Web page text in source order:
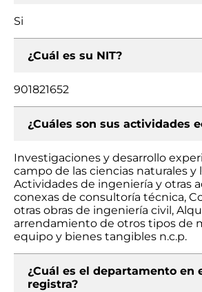
Si
¿Cuál es su NIT?
901821652
¿Cuáles son sus actividades
Investigaciones y desarrollo
campo de las ciencias naturales y
Actividades de ingeniería y otras
conexas de consultoría técnica,
otras obras de ingeniería civil,
arrendamiento de otros tipos de
equipo y bienes tangibles n.c.p.
¿Cuál es el departamento en
registra?